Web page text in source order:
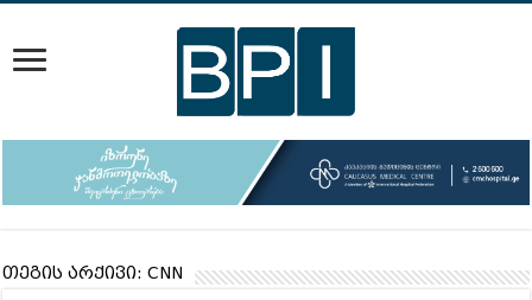
თეგის არქივი:CNN